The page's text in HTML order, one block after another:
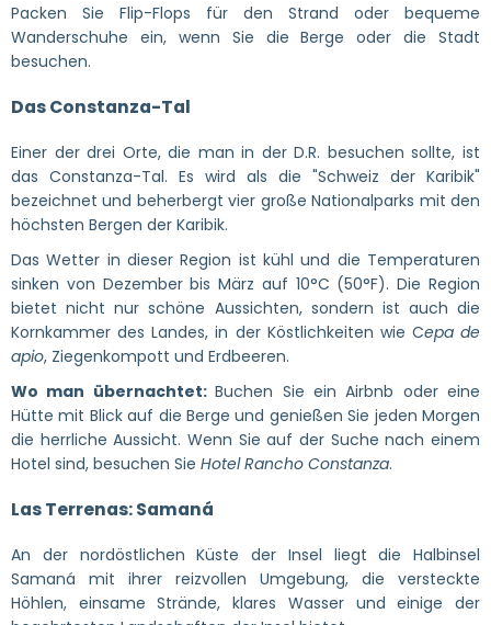
Packen Sie Flip-Flops für den Strand oder bequeme
Wanderschuhe ein, wenn Sie die Berge oder die Stadt
besuchen.
Das Constanza-Tal
Einer der drei Orte, die man in der D.R. besuchen sollte, ist
das Constanza-Tal. Es wird als die "Schweiz der Karibik"
bezeichnet und beherbergt vier große Nationalparks mit den
höchsten Bergen der Karibik.
Das Wetter in dieser Region ist kühl und die Temperaturen
sinken von Dezember bis März auf 10°C (50°F). Die Region
bietet nicht nur schöne Aussichten, sondern ist auch die
Kornkammer des Landes, in der Köstlichkeiten wie Cepa de
apio, Ziegenkompott und Erdbeeren.
Wo man übernachtet:Buchen Sie ein Airbnb oder eine
Hütte mit Blick auf die Berge und genießen Sie jeden Morgen
die herrliche Aussicht. Wenn Sie auf der Suche nach einem
Hotel sind, besuchen Sie Hotel Rancho Constanza.
Las Terrenas: Samaná
An der nordöstlichen Küste der Insel liegt die Halbinsel
Samaná mit ihrer reizvollen Umgebung, die versteckte
Höhlen, einsame Strände, klares Wasser und einige der